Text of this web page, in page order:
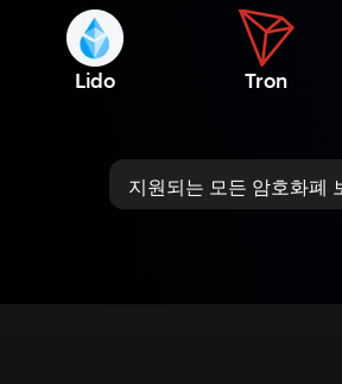
Lido Tron
지원되는 모든 암호화폐